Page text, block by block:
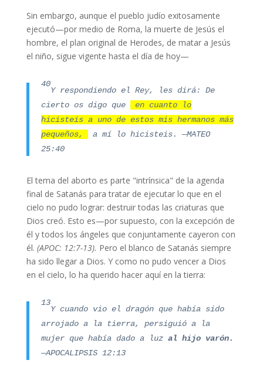
Sin embargo, aunque el pueblo judío exitosamente
ejecutó—por medio de Roma, la muerte de Jesús el
hombre, el plan original de Herodes, de matar a Jesús
el niño, sigue vigente hasta el día de hoy—
40
Y respondiendo el Rey, les dirá: De
cierto os digo que
en cuanto lo
hicisteis a uno de estos mis hermanos más
pequeños,
a mí lo hicisteis. —MATEO
25:40
El tema del aborto es parte "intrínsica" de la agenda
final de Satanás para tratar de ejecutar lo que en el
cielo no pudo lograr: destruir todas las criaturas que
Dios creó. Esto es—por supuesto, con la excepción de
él y todos los ángeles que conjuntamente cayeron con
él. (APOC: 12:7-13). Pero el blanco de Satanás siempre
ha sido llegar a Dios. Y como no pudo vencer a Dios
en el cielo, lo ha querido hacer aquí en la tierra:
13
Y cuando vio el dragón que había sido
arrojado a la tierra, persiguió a la
mujer que había dado a luz al hijo varón.
—APOCALIPSIS 12:13